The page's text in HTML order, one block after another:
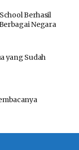
Berhasil
Negara
yang Sudah